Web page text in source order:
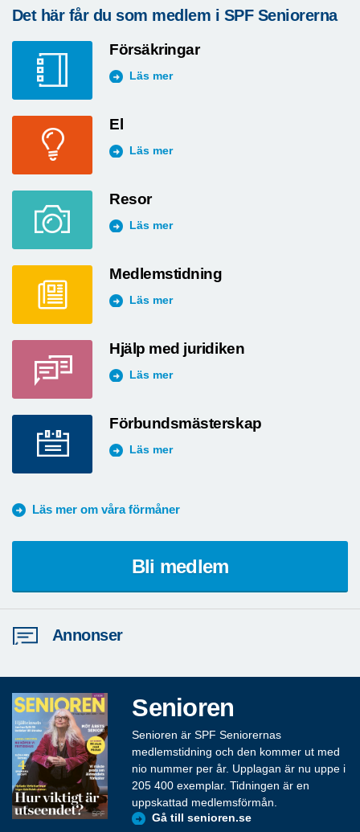
Det här får du som medlem i SPF Seniorerna
Försäkringar
Läs mer
El
Läs mer
Resor
Läs mer
Medlemstidning
Läs mer
Hjälp med juridiken
Läs mer
Förbundsmästerskap
Läs mer
Läs mer om våra förmåner
Bli medlem
Annonser
Senioren
Senioren är SPF Seniorernas
medlemstidning och den kommer ut med
nio nummer per år. Upplagan är nu uppe i
205 400 exemplar. Tidningen är en
uppskattad medlemsförmån.
Gå till senioren.se